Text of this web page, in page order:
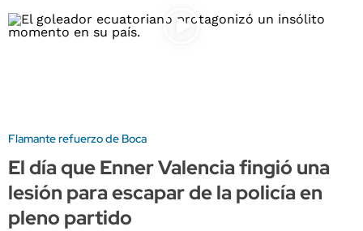
Flamante refuerzo de Boca
El día que Enner Valencia fingió una
lesión para escapar de la policía en
pleno partido